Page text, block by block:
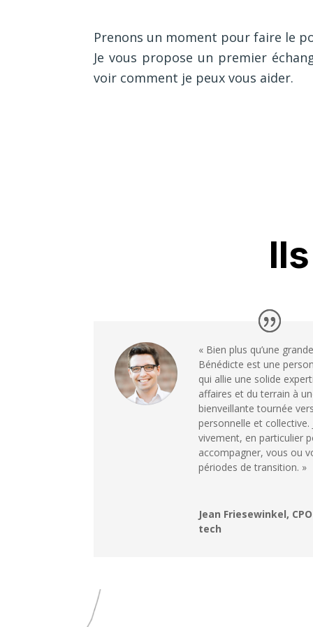
Prenons un moment pour faire le
Je vous propose un premier
voir comment je peux vous aider.
« Bien plus qu’une
Bénédicte est une
qui allie une solide
affaires et du terrain à
bienveillante tournée
personnelle et
vivement, en particulier
accompagner, vous ou
périodes de transition. »
Jean Friesewinkel,
tech